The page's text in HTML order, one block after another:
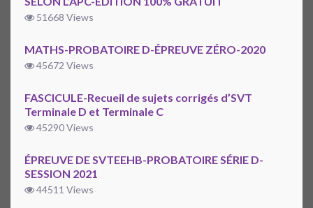
51668 Views
MATHS-PROBATOIRE D-ÉPREUVE ZÉRO-2020
45672 Views
FASCICULE-Recueil de sujets corrigés d’SVT
Terminale D et Terminale C
45290 Views
ÉPREUVE DE SVTEEHB-PROBATOIRE SÉRIE D-
SESSION 2021
44511 Views